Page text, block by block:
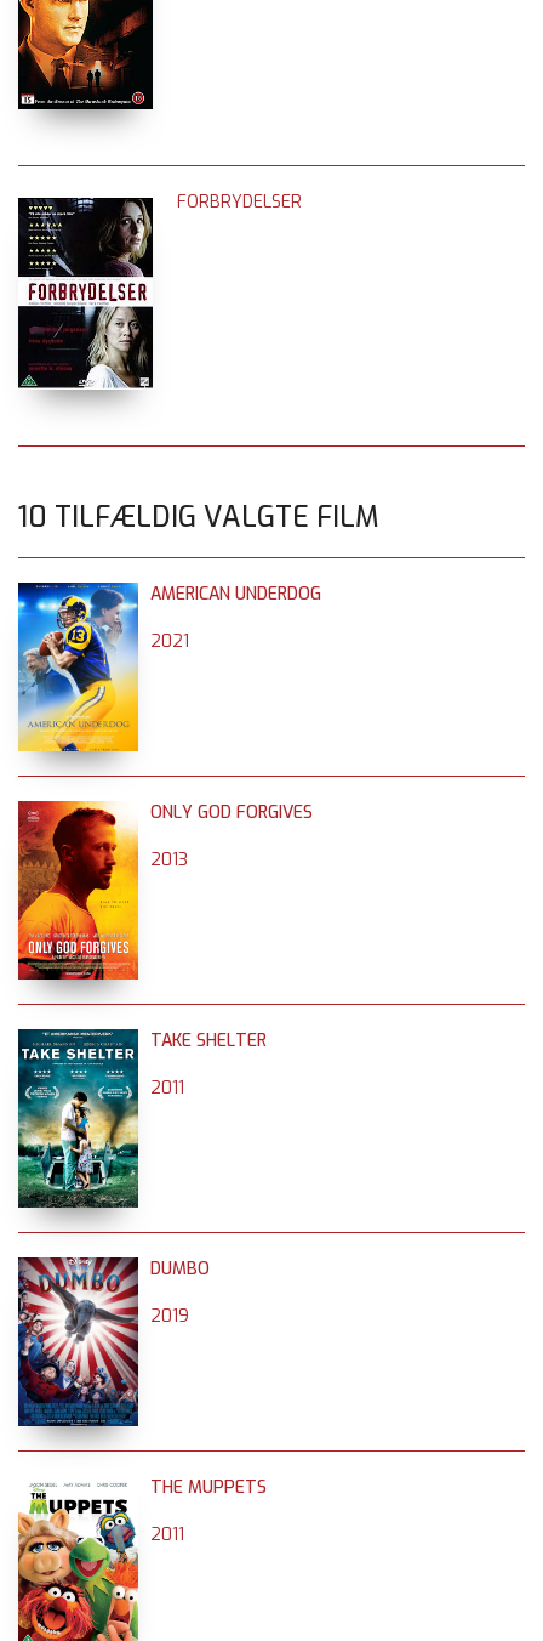
FORBRYDELSER
10 TILFÆLDIG VALGTE FILM
AMERICAN UNDERDOG
2021
ONLY GOD FORGIVES
2013
TAKE SHELTER
2011
DUMBO
2019
THE MUPPETS
2011